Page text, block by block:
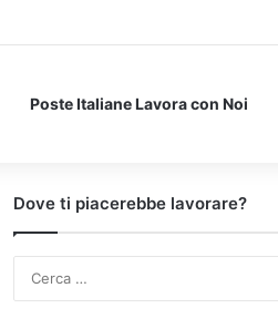
Poste Italiane Lavora con Noi
Dove ti piacerebbe lavorare?